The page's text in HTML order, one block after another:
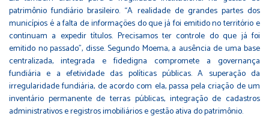
patrimônio fundiário brasileiro. “A realidade de grandes partes dos
municípios é a falta de informações do que já foi emitido no território e
continuam a expedir títulos. Precisamos ter controle do que já foi
emitido no passado”, disse. Segundo Moema, a ausência de uma base
centralizada, integrada e fidedigna compromete a governança
fundiária e a efetividade das políticas públicas. A superação da
irregularidade fundiária, de acordo com ela, passa pela criação de um
inventário permanente de terras públicas, integração de cadastros
administrativos e registros imobiliários e gestão ativa do patrimônio.